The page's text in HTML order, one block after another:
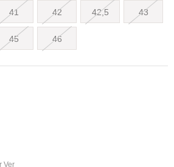
41 42 42,5 43
45 46
Ver